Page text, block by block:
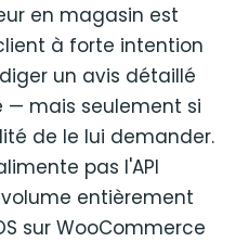
en magasin est
à forte intention
un avis détaillé
— mais seulement si
de le lui demander.
pas l'API
entièrement
sur WooCommerce